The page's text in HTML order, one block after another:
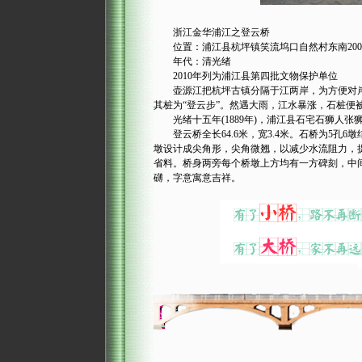
浙江金华浦江之登云桥
位置：浦江县杭坪镇笑流坞口自然村东南
年代：清光绪
2010年列为浦江县第四批文物保护单位
壶源江把杭坪古镇分隔于江两岸，为方便对
其桩为“登云步”。然遇大雨，江水暴涨，石桩
光绪十五年(1889年)，浦江县石宅石狮人张狮
登云桥全长64.6米，宽3.4米。石桥为5孔6墩
墩设计成尖角形，尖角微翘，以减少水流阻力
省料。桥身两旁每个桥墩上方均有一方碑刻，中
礴，字意寓意吉祥。